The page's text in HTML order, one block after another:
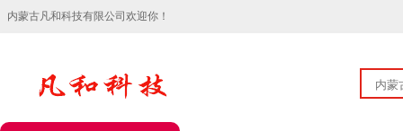
内蒙古凡和科技有限公司欢迎你！